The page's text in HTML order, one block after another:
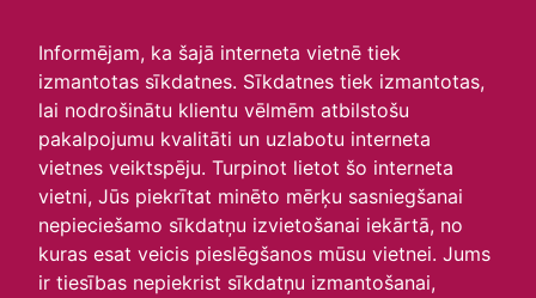
Informējam, ka šajā interneta vietnē tiek
izmantotas sīkdatnes. Sīkdatnes tiek izmantotas,
lai nodrošinātu klientu vēlmēm atbilstošu
pakalpojumu kvalitāti un uzlabotu interneta
vietnes veiktspēju. Turpinot lietot šo interneta
vietni, Jūs piekrītat minēto mērķu sasniegšanai
nepieciešamo sīkdatņu izvietošanai iekārtā, no
kuras esat veicis pieslēgšanos mūsu vietnei. Jums
ir tiesības nepiekrist sīkdatņu izmantošanai,
Skats :
Aktuālie
Šodien Šonedēļ
Šomēnes
Arhīvs